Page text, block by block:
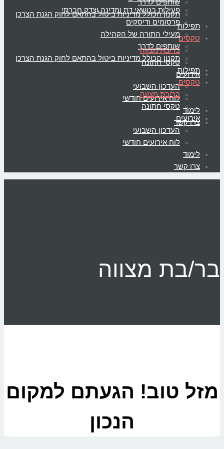
שותפים לדרך
תקנון הכולל מדיניות ביטול בהתאם לחוק הגנת הצרכן
תפילות
טקסים
בר/בת מצווה
טקסי חתונה
אירועים
העדכון השבועי
לוח אירועים חודשי
לימוד
צרו קשר
פעילות בנושאי דת ומדינה וצדק חברתי
פרסומים ודיסקים
מעילי התורה של הקהילה
שותפים לדרך
תקנון הכולל מדיניות ביטול בהתאם לחוק הגנת הצרכן
תפילות
טקסים
בר/בת מצווה
טקסי חתונה
אירועים
העדכון השבועי
לוח אירועים חודשי
לימוד
צרו קשר
בר/בת מצווה
מזל טוב! הגעתם למקום
הנכון